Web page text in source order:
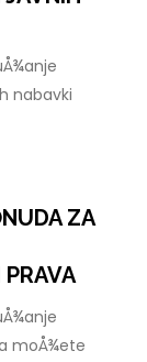
nabavki
ZA
moÅ¾ete